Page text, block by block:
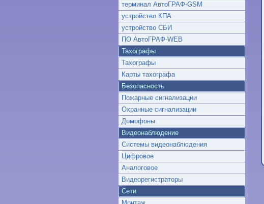
терминал АвтоГРАФ-GSM
устройство КПА
устройство СБИ
ПО АвтоГРАФ-WEB
Тахографы
Тахографы
Карты тахографа
Безопасность
Пожарные сигнализации
Охранные сигнализации
Домофоны
Видеонаблюдение
Системы видеонаблюдения
Цифровое
Аналоговое
Видеорегистраторы
Сети